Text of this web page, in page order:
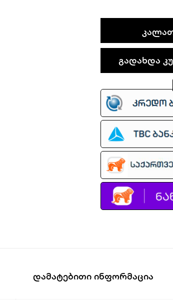
Max
Black
Red
Orange
quantity
გადახდა
Დამატებითი Ინფორმაცია